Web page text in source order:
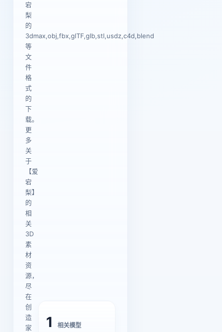
宕
梨
的
3dmax,obj,fbx,glTF,glb,stl,usdz,c4d,blend
等
文
件
格
式
的
下
载。
更
多
关
于
【爱
宕
梨】
的
相
关
3D
素
材
资
源，
尽
在
创
造
家
1 相关模型